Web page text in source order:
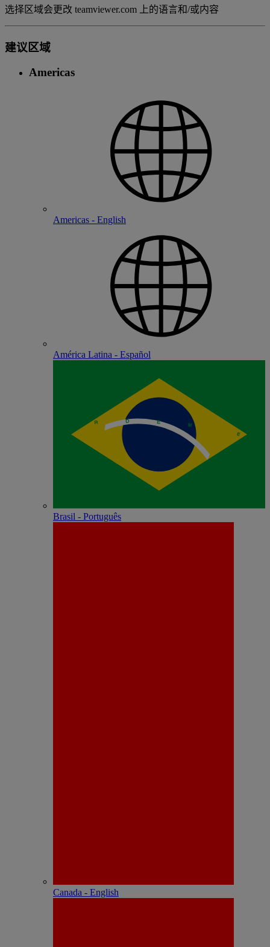
选择区域会更改 teamviewer.com 上的语言和/或内容
建议区域
Americas
Americas - English
América Latina - Español
Brasil - Português
Canada - English